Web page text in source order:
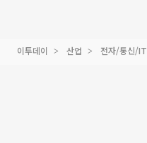
이투데이 산업 전자/통신/IT